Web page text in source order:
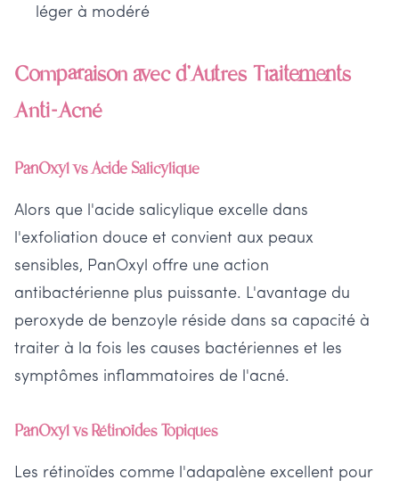
léger à modéré
Comparaison avec d'Autres Traitements
Anti-Acné
PanOxyl vs Acide Salicylique
Alors que l'acide salicylique excelle dans
l'exfoliation douce et convient aux peaux
sensibles, PanOxyl offre une action
antibactérienne plus puissante. L'avantage du
peroxyde de benzoyle réside dans sa capacité à
traiter à la fois les causes bactériennes et les
symptômes inflammatoires de l'acné.
PanOxyl vs Rétinoïdes Topiques
Les rétinoïdes comme l'adapalène excellent pour